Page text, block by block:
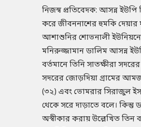
নিজস্ব প্রতিবেদক: আসন্ন ইউপি
করে জীবননাশের হুমকি দেয়ার
আশাশুনির শোভনালী
মনিরুজ্জামান ডালিম আসন্ন
বর্তমানে তিনি সাতক্ষীরা
সদরের জোড়দিয়া গ্রামের
(৩২) এবং ভোমরার সিরাজুল
থেকে সরে দাড়াতে বলে। কিন্তু
অস্বীকার করায় উল্লেখিত তিন